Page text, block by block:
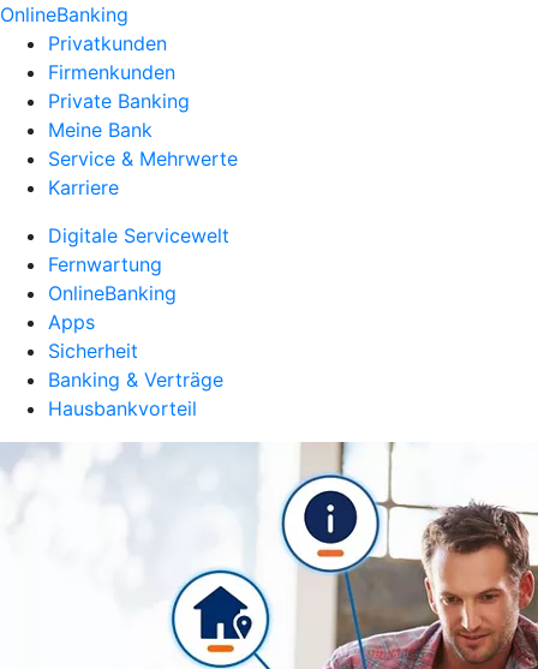
OnlineBanking
Privatkunden
Firmenkunden
Private Banking
Meine Bank
Service & Mehrwerte
Karriere
Digitale Servicewelt
Fernwartung
OnlineBanking
Apps
Sicherheit
Banking & Verträge
Hausbankvorteil